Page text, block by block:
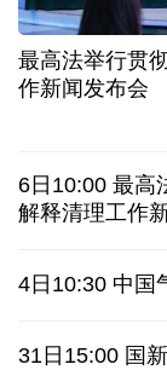
31省份上半年
俄黑客称获取
美国上诉法院
西班牙要求意
最高法举行贯
作新闻发布会
6日10:00 最高
解释清理工作
4日10:30 中国
31日15:00 国